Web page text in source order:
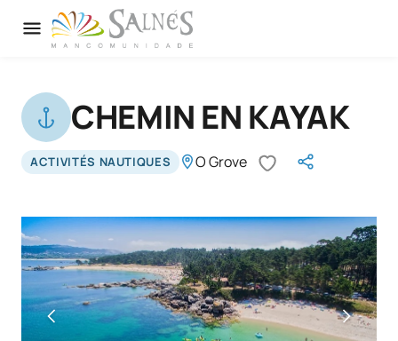
CHEMIN EN KAYAK
ACTIVITÉS NAUTIQUES O Grove